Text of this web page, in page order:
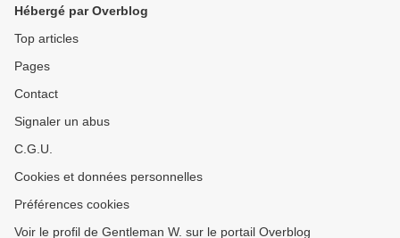
Hébergé par Overblog
Top articles
Pages
Contact
Signaler un abus
C.G.U.
Cookies et données personnelles
Préférences cookies
Voir le profil de Gentleman W. sur le portail Overblog